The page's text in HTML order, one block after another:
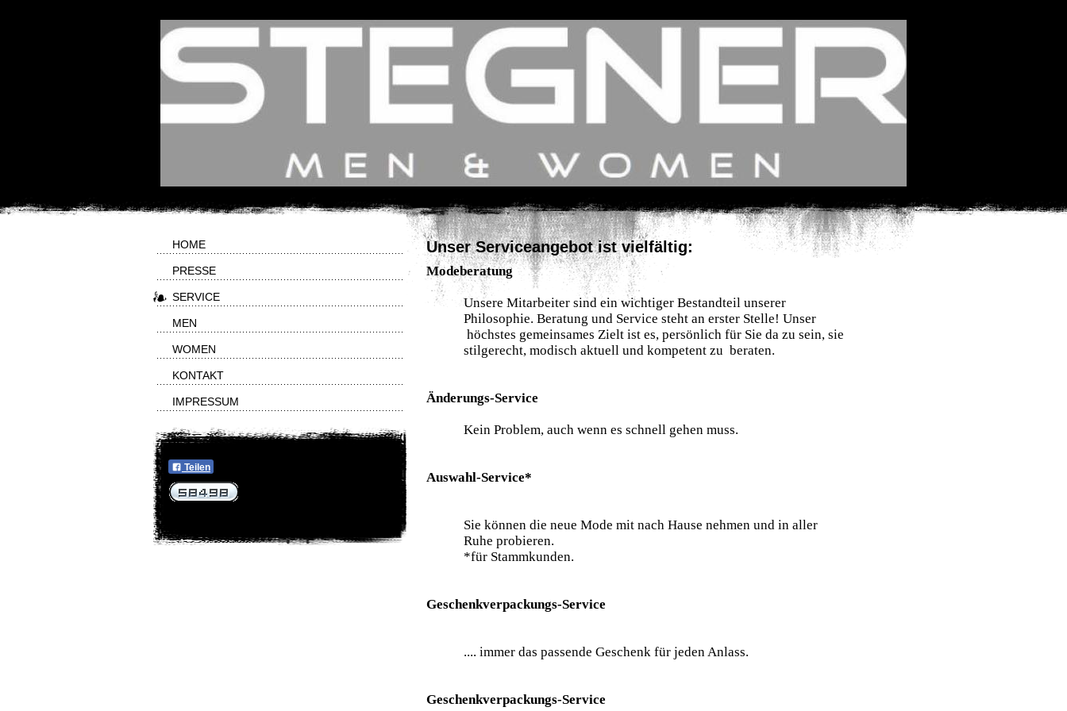
Unser Serviceangebot ist vielfältig:
Modeberatung
Unsere Mitarbeiter sind ein wichtiger Bestandteil unserer
Philosophie. Beratung und Service steht an erster Stelle! Unser
höchstes gemeinsames Zielt ist es, persönlich für Sie da zu sein, sie
stilgerecht, modisch aktuell und kompetent zu beraten.
Änderungs-Service
Kein Problem, auch wenn es schnell gehen muss.
Auswahl-Service*
Sie können die neue Mode mit nach Hause nehmen und in aller
Ruhe probieren.
*für Stammkunden.
Geschenkverpackungs-Service
.... immer das passende Geschenk für jeden Anlass.
Geschenkverpackungs-Service
HOME
PRESSE
SERVICE
MEN
WOMEN
KONTAKT
IMPRESSUM
Teilen